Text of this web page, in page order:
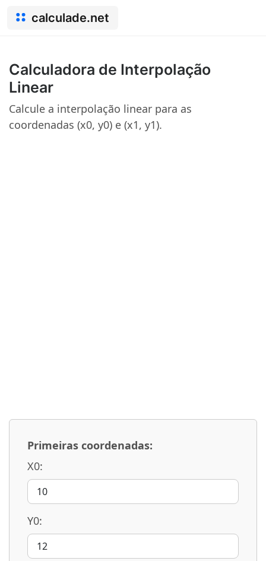
calculade.net
Calculadora de Interpolação
Linear
Calcule a interpolação linear para as
coordenadas (x0, y0) e (x1, y1).
Primeiras coordenadas:
X0:
Y0: